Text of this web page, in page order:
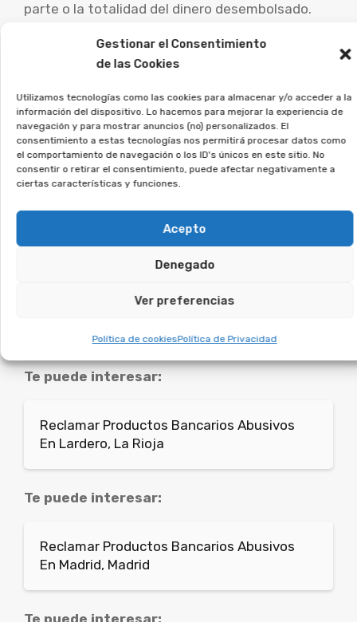
Gestionar el Consentimiento
de las Cookies
Utilizamos tecnologías como las cookies para almacenar y/o acceder a la
información del dispositivo. Lo hacemos para mejorar la experiencia de
navegación y para mostrar anuncios (no) personalizados. El
consentimiento a estas tecnologías nos permitirá procesar datos como
el comportamiento de navegación o los ID's únicos en este sitio. No
consentir o retirar el consentimiento, puede afectar negativamente a
ciertas características y funciones.
Acepto
Denegado
Ver preferencias
Política de cookiesPolítica de Privacidad
parte o la totalidad del dinero desembolsado.
Es muy importante que las personas
consejo de abogados especialistas para analizar
su caso concreto y estudiar las vías de
reclamación.
Desde la Asociación Afeban
asesoramos a quienes
firmaron este tipo de contratos
a reclamar lo que les
corresponde.
Si estás en esta situación, únete a la asociación,
y veremos si puedes reclamar.
Te puede interesar:
Reclamar Productos Bancarios Abusivos
En Lardero, La Rioja
Te puede interesar:
Reclamar Productos Bancarios Abusivos
En Madrid, Madrid
Te puede interesar: